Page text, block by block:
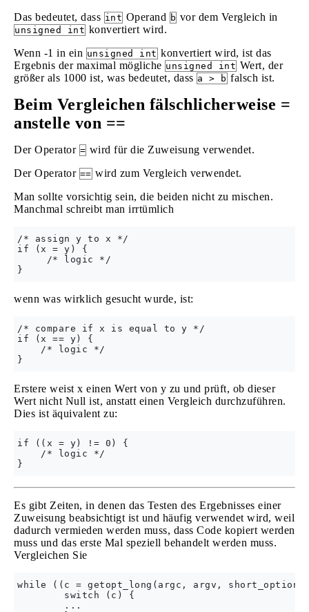
Das bedeutet, dass int Operand b vor dem Vergleich in
unsigned int konvertiert wird.
Wenn -1 in ein unsigned int konvertiert wird, ist das
Ergebnis der maximal mögliche unsigned int Wert, der
größer als 1000 ist, was bedeutet, dass a > b falsch ist.
Beim Vergleichen fälschlicherweise =
anstelle von ==
Der Operator = wird für die Zuweisung verwendet.
Der Operator == wird zum Vergleich verwendet.
Man sollte vorsichtig sein, die beiden nicht zu mischen.
Manchmal schreibt man irrtümlich
/* assign y to x */
if (x = y) {
     /* logic */
wenn was wirklich gesucht wurde, ist:
/* compare if x is equal to y */
if (x == y) {
    /* logic */
Erstere weist x einen Wert von y zu und prüft, ob dieser
Wert nicht Null ist, anstatt einen Vergleich durchzuführen.
Dies ist äquivalent zu:
if ((x = y) != 0) {
    /* logic */
Es gibt Zeiten, in denen das Testen des Ergebnisses einer
Zuweisung beabsichtigt ist und häufig verwendet wird, weil
dadurch vermieden werden muss, dass Code kopiert werden
muss und das erste Mal speziell behandelt werden muss.
Vergleichen Sie
while ((c = getopt_long(argc, argv,
        switch (c) {
        ...